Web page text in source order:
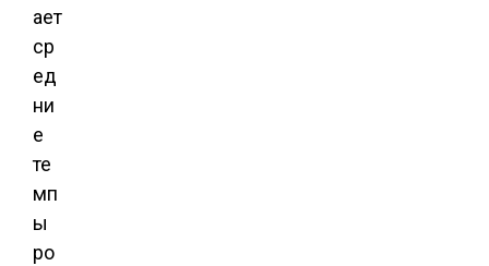
ает
ср
ед
ни
е
те
мп
ы
ро